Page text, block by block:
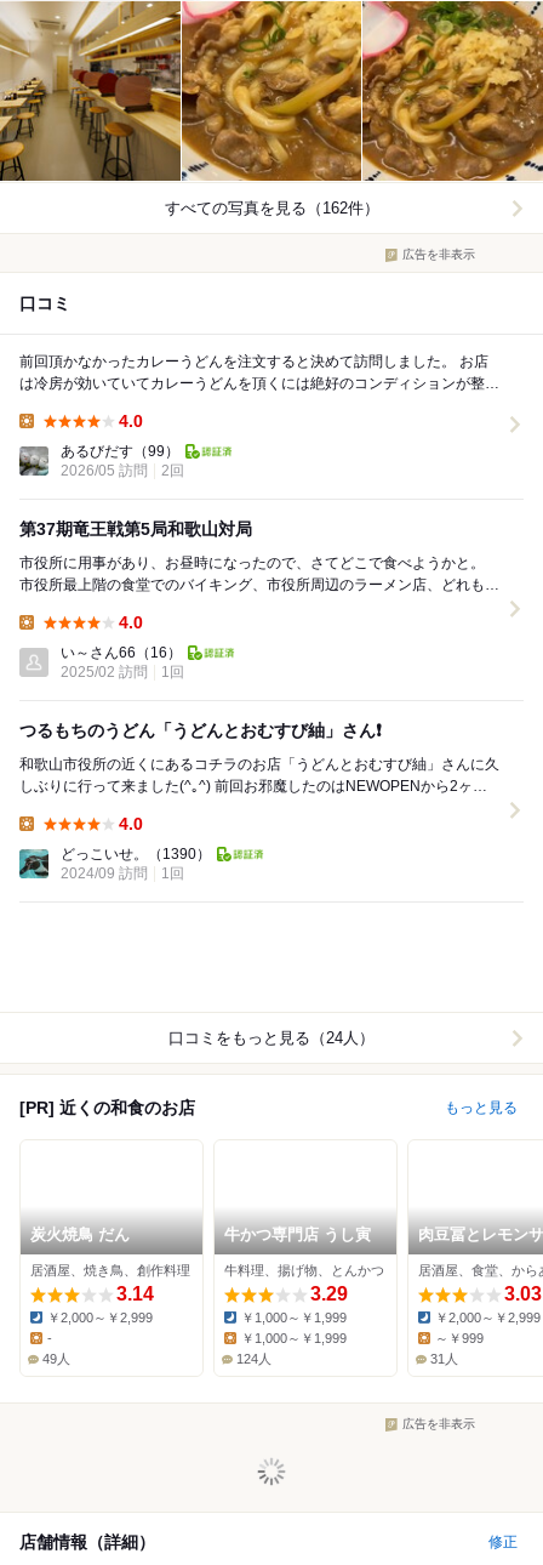
すべての写真を見る（162件）
広告を非表示
口コミ
前回頂かなかったカレーうどんを注文すると決めて訪問しました。 お店
は冷房が効いていてカレーうどんを頂くには絶好のコンディションが整っ
4.0
あるびだす （99）
2026/05 訪問
2回
第37期竜王戦第5局和歌山対局
市役所に用事があり、お昼時になったので、さてどこで食べようかと。
市役所最上階の食堂でのバイキング、市役所周辺のラーメン店、どれもピ
4.0
い～さん66 （16）
2025/02 訪問
1回
つるもちのうどん「うどんとおむすび紬」さん❗️
和歌山市役所の近くにあるコチラのお店「うどんとおむすび紬」さんに久
しぶりに行って来ました(^｡^) 前回お邪魔したのはNEWOPENから2ヶ月
4.0
どっこいせ。
（1390）
2024/09 訪問
1回
口コミをもっと見る（24人）
[PR] 近くの和食のお店 もっと見る
炭火焼鳥 だん
居酒屋、焼き鳥、創作料理
3.14
Dinner:
￥2,000～￥2,999
Lunch:
-
49人
牛かつ専門店 うし寅
牛料理、揚げ物、とんかつ
3.29
Dinner:
￥1,000～￥1,999
￥1,000～￥1,999
124人
肉豆冨とレモン
大衆食堂 安べゑ
歌山店
居酒屋、食堂、から
3.03
Dinner:
￥2,000～￥2,999
Lunch:
～￥999
31人
広告を非表示
店舗情報（詳細） 修正